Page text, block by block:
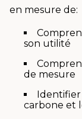
en mesure de:
son utilité
de mesure
Identifier
carbone et